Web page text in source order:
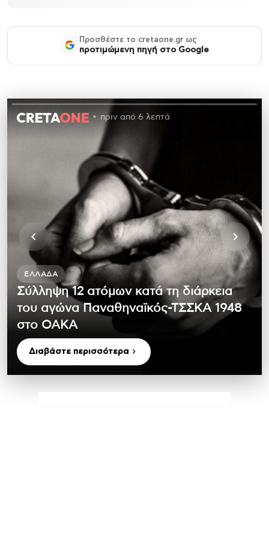
Προσθέστε το cretaone.gr ως
προτιμώμενη πηγή στο Google
πριν από 6 λεπτά
ΕΛΛΆΔΑ
Σύλληψη 12 ατόμων κατά τη διάρκεια
του αγώνα Παναθηναϊκός-ΤΣΣΚΑ 1948
στο ΟΑΚΑ
Διαβάστε περισσότερα